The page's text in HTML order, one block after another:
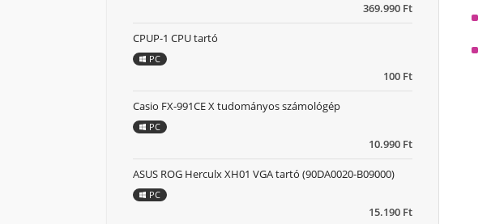
369.990 Ft
100 Ft
CPUP-1 CPU tartó
PC
10.990 Ft
Casio FX-991CE X tudományos számológép
PC
15.190 Ft
ASUS ROG Herculx XH01 VGA tartó (90DA0020-B09000)
PC